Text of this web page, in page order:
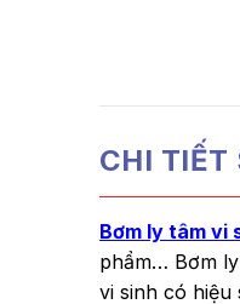
CHI TIẾT
Bơm ly tâm vi
phẩm… Bơm
vi sinh có hiệu